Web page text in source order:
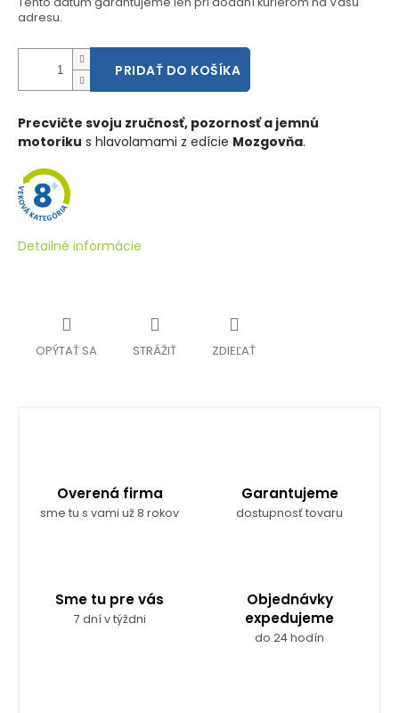
adresu.
PRIDAŤ DO KOŠÍKA
Precvičte svoju zručnosť, pozornosť a jemnú
motoriku s hlavolamami z edície Mozgovňa.
Detailné informácie
OPÝTAŤ SA STRÁŽIŤ ZDIEĽAŤ
Overená firma
sme tu s vami už 8 rokov
Garantujeme
dostupnosť tovaru
Sme tu pre vás
7 dní v týždni
Objednávky
expedujeme
do 24 hodín